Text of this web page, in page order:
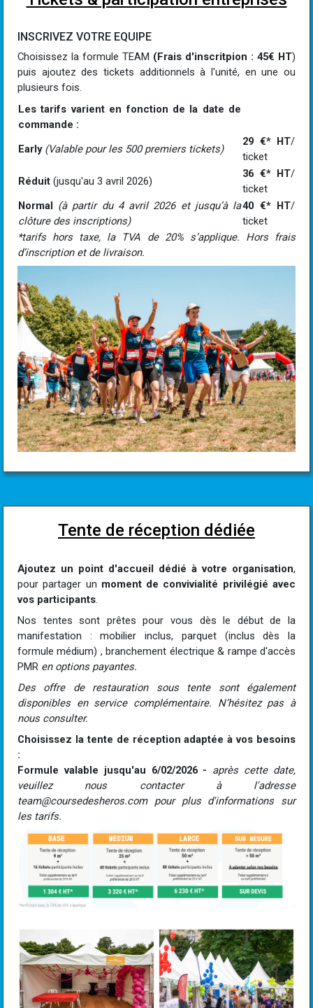
INSCRIVEZ VOTRE EQUIPE
Choisissez la formule TEAM (Frais d'inscritpion : 45€ HT)
puis ajoutez des tickets additionnels à l'unité, en une ou
plusieurs fois.
Les tarifs varient en fonction de la date de
commande :
Early (Valable pour les 500 premiers tickets)
29 €* HT/
ticket
Réduit (jusqu'au 3 avril 2026)
36 €* HT/
ticket
Normal (à partir du 4 avril 2026 et jusqu’à la
clôture des inscriptions)
40 €* HT/
ticket
*tarifs hors taxe, la TVA de 20% s’applique. Hors frais
d’inscription et de livraison.
Tente de réception dédiée
Ajoutez un point d'accueil dédié à votre organisation,
pour partager un moment de convivialité privilégié avec
vos participants.
Nos tentes sont prêtes pour vous dès le début de la
manifestation : mobilier inclus, parquet (inclus dès la
formule médium) , branchement électrique & rampe d'accès
PMR en options payantes.
Des offre de restauration sous tente sont également
disponibles en service complémentaire. N’hésitez pas à
nous consulter.
Choisissez la tente de réception adaptée à vos besoins
:
Formule valable jusqu'au 6/02/2026 - après cette date,
veuillez nous contacter à l'adresse
team@coursedesheros.com pour plus d'informations sur
les tarifs.